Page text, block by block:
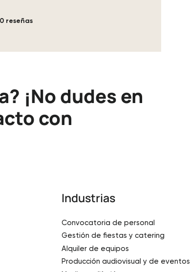
reseñas
¡No dudes en
con
Industrias
Convocatoria de personal
Gestión de fiestas y catering
Alquiler de equipos
Producción audiovisual y de eventos